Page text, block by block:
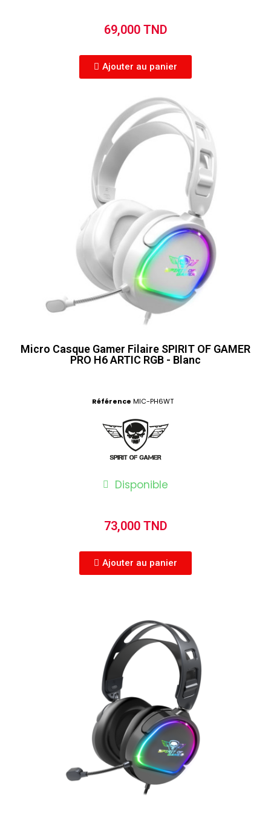
69,000 TND
Ajouter au panier
Micro Casque Gamer Filaire SPIRIT OF GAMER
PRO H6 ARTIC RGB - Blanc
Référence MIC-PH6WT
Disponible
73,000 TND
Ajouter au panier